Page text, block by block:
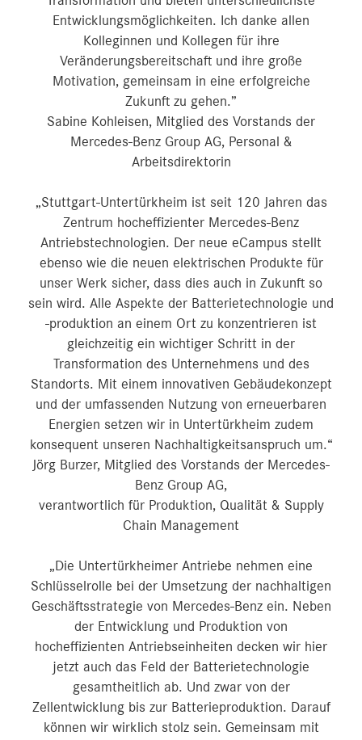
Entwicklungsmöglichkeiten. Ich danke allen
Kolleginnen und Kollegen für ihre
Veränderungsbereitschaft und ihre große
Motivation, gemeinsam in eine erfolgreiche
Zukunft zu gehen.”
Sabine Kohleisen, Mitglied des Vorstands der
Mercedes-Benz Group AG, Personal &
Arbeitsdirektorin
„Stuttgart-Untertürkheim ist seit 120 Jahren das
Zentrum hocheffizienter Mercedes-Benz
Antriebstechnologien. Der neue eCampus stellt
ebenso wie die neuen elektrischen Produkte für
unser Werk sicher, dass dies auch in Zukunft so
sein wird. Alle Aspekte der Batterietechnologie und
-produktion an einem Ort zu konzentrieren ist
gleichzeitig ein wichtiger Schritt in der
Transformation des Unternehmens und des
Standorts. Mit einem innovativen Gebäudekonzept
und der umfassenden Nutzung von erneuerbaren
Energien setzen wir in Untertürkheim zudem
konsequent unseren Nachhaltigkeitsanspruch um.“
Jörg Burzer, Mitglied des Vorstands der Mercedes-
Benz Group AG,
verantwortlich für Produktion, Qualität & Supply
Chain Management
„Die Untertürkheimer Antriebe nehmen eine
Schlüsselrolle bei der Umsetzung der nachhaltigen
Geschäftsstrategie von Mercedes-Benz ein. Neben
der Entwicklung und Produktion von
hocheffizienten Antriebseinheiten decken wir hier
jetzt auch das Feld der Batterietechnologie
gesamtheitlich ab. Und zwar von der
Zellentwicklung bis zur Batterieproduktion. Darauf
können wir wirklich stolz sein. Gemeinsam mit